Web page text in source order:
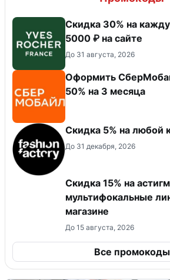
Скидка 30% на
5000 ₽ на сайте
До 31 августа, 2026
Оформить
50% на 3 месяца
Скидка 5% на любой
До 31 декабря, 2026
Скидка 15% на
мультифокальные
магазине
До 15 августа, 2026
Все промокоды